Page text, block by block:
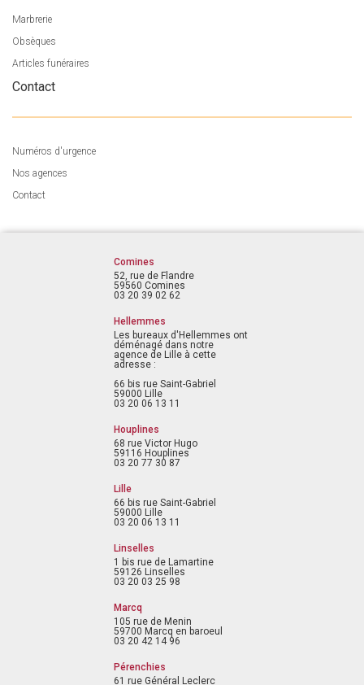
Marbrerie
Obsèques
Articles funéraires
Contact
Numéros d'urgence
Nos agences
Contact
Comines
52, rue de Flandre
59560 Comines
03 20 39 02 62
Hellemmes
Les bureaux d'Hellemmes ont
déménagé dans notre
agence de Lille à cette
adresse :
66 bis rue Saint-Gabriel
59000 Lille
03 20 06 13 11
Houplines
68 rue Victor Hugo
59116 Houplines
03 20 77 30 87
Lille
66 bis rue Saint-Gabriel
59000 Lille
03 20 06 13 11
Linselles
1 bis rue de Lamartine
59126 Linselles
03 20 03 25 98
Marcq
105 rue de Menin
59700 Marcq en baroeul
03 20 42 14 96
Pérenchies
61 rue Général Leclerc